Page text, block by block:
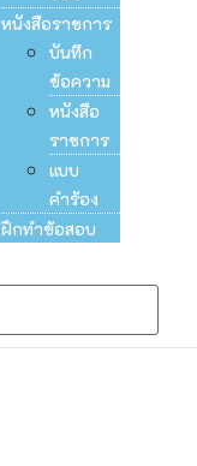
หนังสือราชการ
บันทึก
ข้อความ
หนังสือ
ราชการ
แบบ
คำร้อง
ฝึกทำข้อสอบ